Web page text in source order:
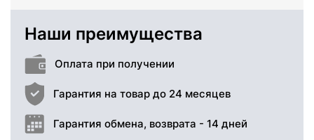
Наши преимущества
Оплата при получении
Гарантия на товар до 24 месяцев
Гарантия обмена, возврата - 14 дней